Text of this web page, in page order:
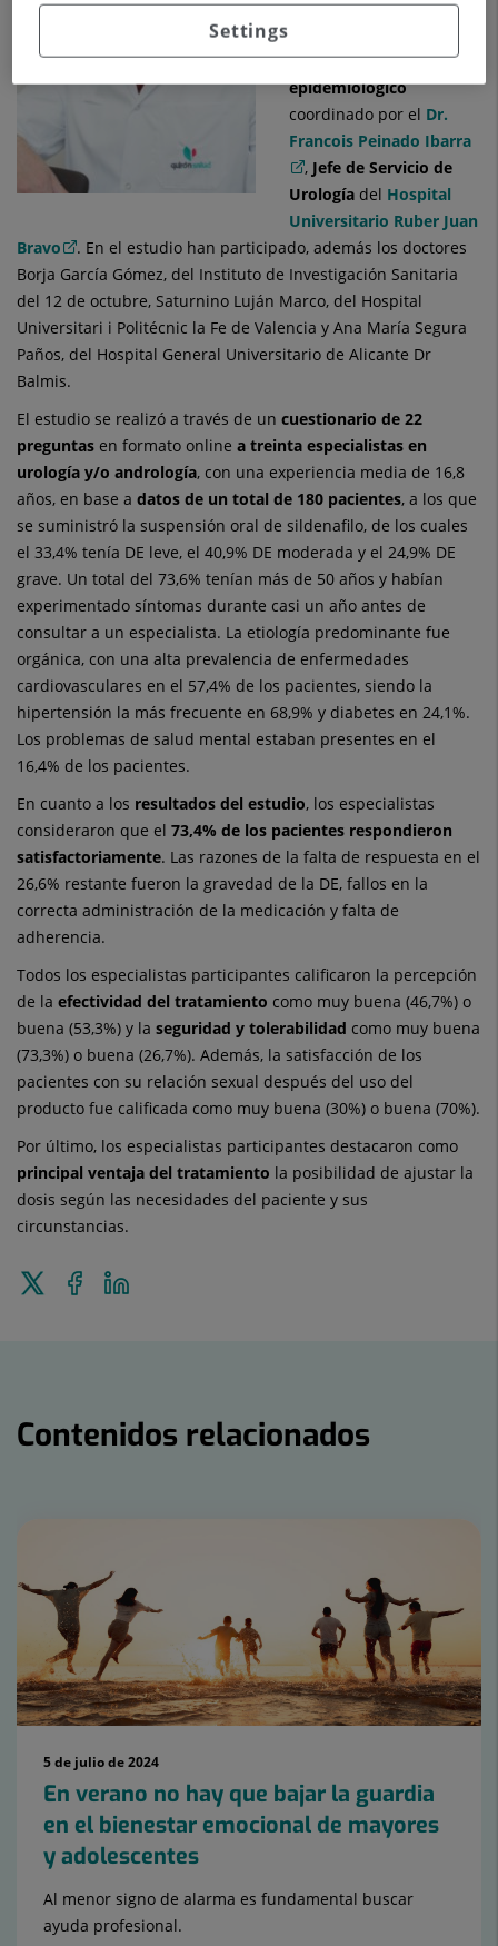
realizó unestudio
observacional de tipo
epidemiológico
coordinado por el Dr.
Francois Peinado Ibarra
, Jefe de Servicio de
Urología del Hospital
Universitario Ruber Juan
Bravo
. En el estudio han participado, además los doctores
Borja García Gómez, del Instituto de Investigación Sanitaria
del 12 de octubre, Saturnino Luján Marco, del Hospital
Universitari i Politécnic la Fe de Valencia y Ana María Segura
Paños, del Hospital General Universitario de Alicante Dr
Balmis.
El estudio se realizó a través de un cuestionario de 22
preguntas en formato online a treinta especialistas en
urología y/o andrología, con una experiencia media de 16,8
años, en base a datos de un total de 180 pacientes, a los que
se suministró la suspensión oral de sildenafilo, de los cuales
el 33,4% tenía DE leve, el 40,9% DE moderada y el 24,9% DE
grave. Un total del 73,6% tenían más de 50 años y habían
experimentado síntomas durante casi un año antes de
consultar a un especialista. La etiología predominante fue
orgánica, con una alta prevalencia de enfermedades
cardiovasculares en el 57,4% de los pacientes, siendo la
hipertensión la más frecuente en 68,9% y diabetes en 24,1%.
Los problemas de salud mental estaban presentes en el
16,4% de los pacientes.
En cuanto a los resultados del estudio, los especialistas
consideraron que el 73,4% de los pacientes respondieron
satisfactoriamente. Las razones de la falta de respuesta en el
26,6% restante fueron la gravedad de la DE, fallos en la
correcta administración de la medicación y falta de
adherencia.
Todos los especialistas participantes calificaron la percepción
de la efectividad del tratamiento como muy buena (46,7%) o
buena (53,3%) y la seguridad y tolerabilidad como muy buena
(73,3%) o buena (26,7%). Además, la satisfacción de los
pacientes con su relación sexual después del uso del
producto fue calificada como muy buena (30%) o buena (70%).
Por último, los especialistas participantes destacaron como
principal ventaja del tratamiento la posibilidad de ajustar la
dosis según las necesidades del paciente y sus
circunstancias.
Enviar
Compartir
en
Contenidos relacionados
5 de julio de 2024
En verano no hay que bajar la guardia
en el bienestar emocional de mayores
y adolescentes
Al menor signo de alarma es fundamental buscar
ayuda profesional.
Settings